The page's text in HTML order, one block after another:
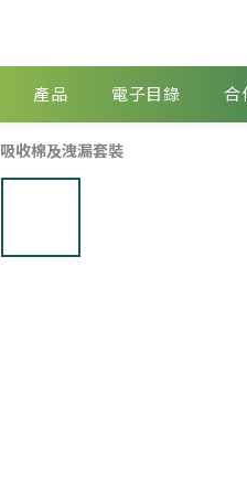
產品 電子目錄 合
吸收棉及洩漏套裝